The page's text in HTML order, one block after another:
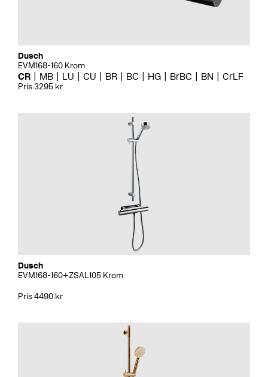
Dusch
EVM168-160 Krom
CR MB LU CU BR BC HG BrBC BN CrLF
Pris 3295 kr
Dusch
EVM168-160+ZSAL105 Krom
Pris 4490 kr